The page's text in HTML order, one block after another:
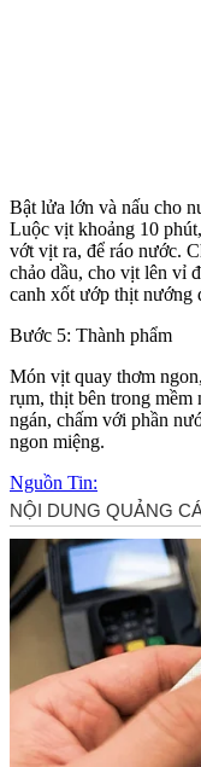
Bật lửa lớn và nấu cho
Luộc vịt khoảng 10
vớt vịt ra, để ráo nước.
chảo dầu, cho vịt lên vỉ
canh xốt ướp thịt nướng
Bước 5: Thành phẩm
Món vịt quay thơm
rụm, thịt bên trong
ngán, chấm với phần
ngon miệng.
Nguồn Tin: